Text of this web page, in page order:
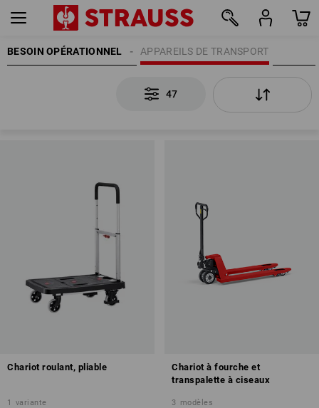
BESOIN OPÉRATIONNEL APPAREILS DE TRANSPORT
47
Chariot roulant, pliable
1 variante
Chariot à fourche et
transpalette à ciseaux
3 modèles